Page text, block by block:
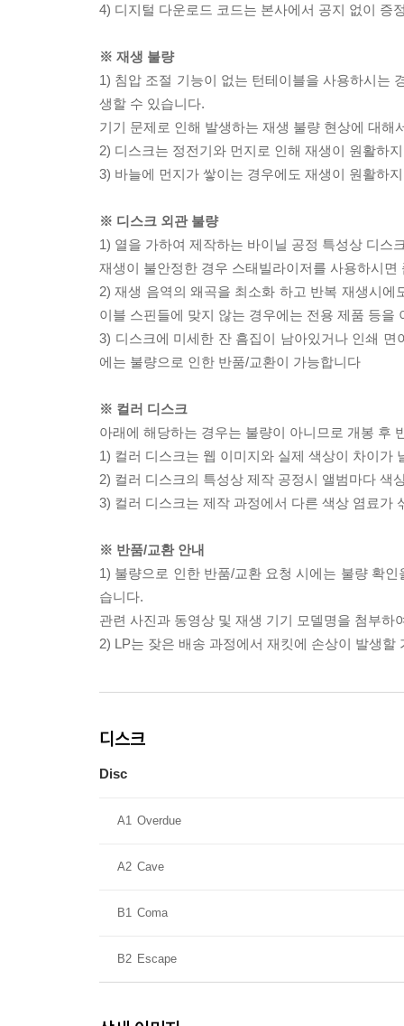
4) 디지털 다운로드 코드는 본사에서 공지 없이 증
※ 재생 불량
1) 침압 조절 기능이 없는 턴테이블을 사용하시는
생할 수 있습니다.
기기 문제로 인해 발생하는 재생 불량 현상에 대
2) 디스크는 정전기와 먼지로 인해 재생이 원활하
3) 바늘에 먼지가 쌓이는 경우에도 재생이 원활하
※ 디스크 외관 불량
1) 열을 가하여 제작하는 바이닐 공정 특성상 디스
재생이 불안정한 경우 스태빌라이저를 사용하시
2) 재생 음역의 왜곡을 최소화 하고 반복 재생시
이블 스핀들에 맞지 않는 경우에는 전용 제품 등
3) 디스크에 미세한 잔 흠집이 남아있거나 인쇄
에는 불량으로 인한 반품/교환이 가능합니다
※ 컬러 디스크
아래에 해당하는 경우는 불량이 아니므로 개봉 후
1) 컬러 디스크는 웹 이미지와 실제 색상이 차이가
2) 컬러 디스크의 특성상 제작 공정시 앨범마다 색
3) 컬러 디스크는 제작 과정에서 다른 색상 염료가
※ 반품/교환 안내
1) 불량으로 인한 반품/교환 요청 시에는 불량 확
습니다.
관련 사진과 동영상 및 재생 기기 모델명을 첨부하
2) LP는 잦은 배송 과정에서 재킷에 손상이 발생
디스크
Disc
A1 Overdue
A2 Cave
B1 Coma
B2 Escape